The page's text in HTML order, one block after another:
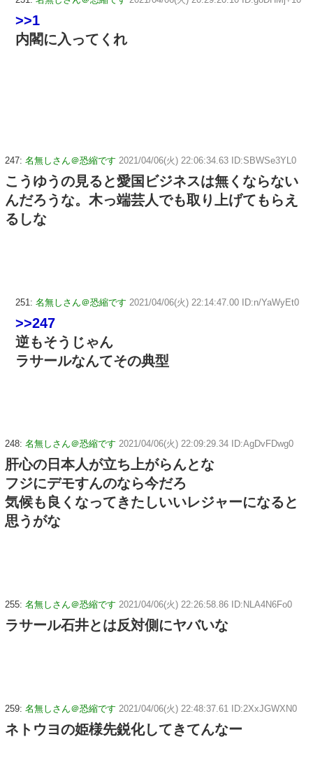
>>1
内閣に入ってくれ
247: 名無しさん＠恐縮です 2021/04/06(火) 22:06:34.63 ID:SBWSe3YL0
こうゆうの見ると愛国ビジネスは無くならない
んだろうな。木っ端芸人でも取り上げてもらえ
るしな
251: 名無しさん＠恐縮です 2021/04/06(火) 22:14:47.00 ID:n/YaWyEt0
>>247
逆もそうじゃん
ラサールなんてその典型
248: 名無しさん＠恐縮です 2021/04/06(火) 22:09:29.34 ID:AgDvFDwg0
肝心の日本人が立ち上がらんとな
フジにデモすんのなら今だろ
気候も良くなってきたしいいレジャーになると
思うがな
255: 名無しさん＠恐縮です 2021/04/06(火) 22:26:58.86 ID:NLA4N6Fo0
ラサール石井とは反対側にヤバいな
259: 名無しさん＠恐縮です 2021/04/06(火) 22:48:37.61 ID:2XxJGWXN0
ネトウヨの姫様先鋭化してきてんなー